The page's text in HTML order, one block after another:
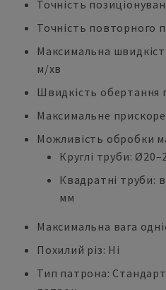
Точність
Точність повторного
Максимальна
м/хв
Швидкість обертання
Максимальне
Можливість обробки
Круглі труби:
Квадратні труби:
мм
Максимальна вага
Похилий різ: Ні
Тип патрона: